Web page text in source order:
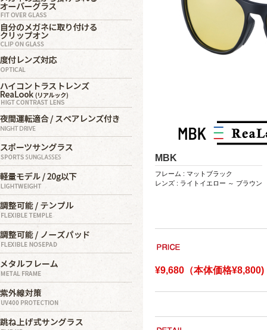
MBK
フレーム : マットブラック
レンズ : ライトイエロー ～ ブラウン
¥9,680（本体価格¥8,800)